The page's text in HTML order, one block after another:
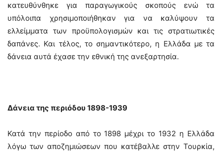
κατευθύνθηκε για παραγωγικούς σκοπούς ενώ τα
υπόλοιπα χρησιμοποιήθηκαν για να καλύψουν τα
ελλείμματα των προϋπολογισμών και τις στρατιωτικές
δαπάνες. Και τέλος, το σημαντικότερο, η Ελλάδα με τα
δάνεια αυτά έχασε την εθνική της ανεξαρτησία.
Δάνεια της περιόδου 1898-1939
Κατά την περίοδο από το 1898 μέχρι το 1932 η Ελλάδα
λόγω των αποζημιώσεων που κατέβαλλε στην Τουρκία,